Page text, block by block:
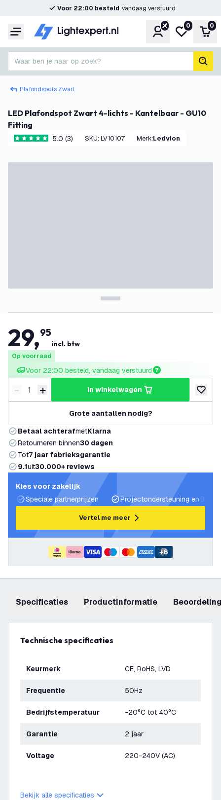
Voor 22:00 besteld, vandaag verstuurd
Menu Account
Mijn
0 0
Waar ben je naar op zoek?
Plafondspots Zwart
LED Plafondspot Zwart 4-lichts - Kantelbaar - GU10
Fitting
5 score sterren5.0 (3) SKU: LV10107 Merk: Ledvion
29,95
incl. btw
Op voorraad
Voor 22:00 besteld, vandaag verstuurd
Verminder hoeveelheid
- Verhoog hoeveelheid
+ in winkelwagen
Grote aantallen nodig?
Betaal achterafmetKlarna
Retourneren binnen30 dagen
Tot7 jaar fabrieksgarantie
9.1uit30.000+ reviews
Kies voor zakelijk
Speciale partnerprijzen
Projectondersteuning en
Vertel me meer
+6
Specificaties productinformatie
Technische specificaties
Keurmerk CE, RoHS, LVD
Frequentie 50Hz
Bedrijfstemperatuur -20°C tot 40°C
Garantie 2 jaar
Voltage 220-240V (AC)
Bekijk alle specificaties